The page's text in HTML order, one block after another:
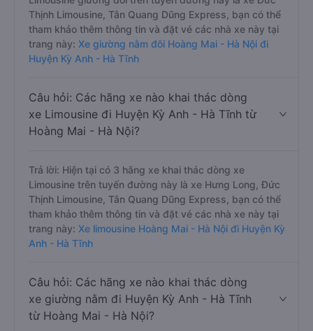
Thịnh Limousine, Tân Quang Dũng Express, bạn có thể
tham khảo thêm thông tin và đặt vé các nhà xe này tại
trang này: Xe giường nằm đôi Hoàng Mai - Hà Nội đi
Huyện Kỳ Anh - Hà Tĩnh
Câu hỏi: Các hãng xe nào khai thác dòng
xe Limousine đi Huyện Kỳ Anh - Hà Tĩnh từ
Hoàng Mai - Hà Nội?
Trả lời: Hiện tại có 3 hãng xe khai thác dòng xe
Limousine trên tuyến đường này là xe Hưng Long, Đức
Thịnh Limousine, Tân Quang Dũng Express, bạn có thể
tham khảo thêm thông tin và đặt vé các nhà xe này tại
trang này: Xe limousine Hoàng Mai - Hà Nội đi Huyện Kỳ
Anh - Hà Tĩnh
Câu hỏi: Các hãng xe nào khai thác dòng
xe giường nằm đi Huyện Kỳ Anh - Hà Tĩnh
từ Hoàng Mai - Hà Nội?